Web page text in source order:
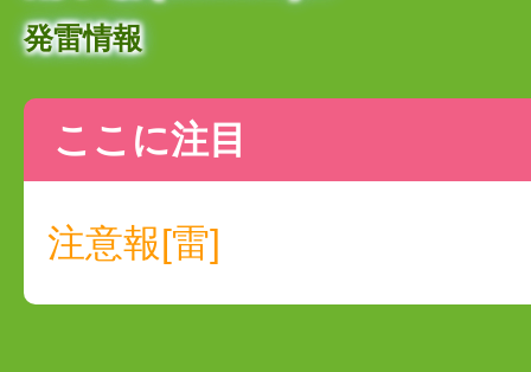
発雷情報
ここに注目
注意報[雷]